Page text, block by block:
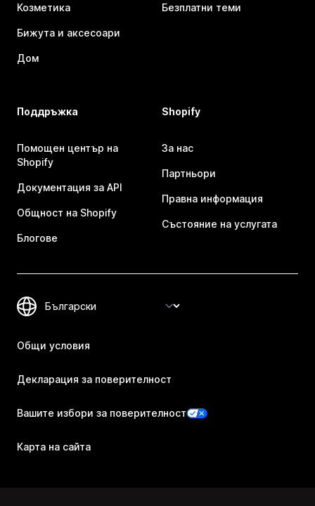
Козметика
Бижута и аксесоари
Дом
Безплатни теми
Поддръжка
Помощен център на
Shopify
Документация за API
Общност на Shopify
Блогове
Shopify
За нас
Партньори
Правна информация
Състояние на услугата
Общи условия
Декларация за поверителност
Вашите избори за поверителност
Карта на сайта